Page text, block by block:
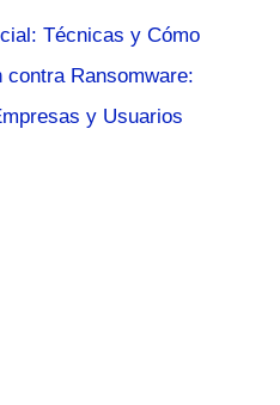
Técnicas y Cómo
contra Ransomware:
y Usuarios